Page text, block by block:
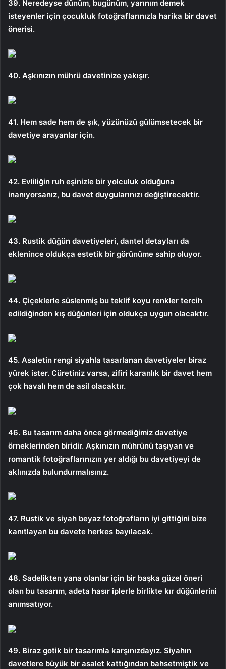
39. Neredeyse dünüm, bugünüm, yarınım demek
isteyenler için çocukluk fotoğraflarınızla harika bir davet
önerisi.
40. Aşkınızın mührü davetinize yakışır.
41. Hem sade hem de şık, yüzünüzü gülümsetecek bir
davetiye arayanlar için.
42. Evliliğin ruh eşinizle bir yolculuk olduğuna
inanıyorsanız, bu davet duygularınızı değiştirecektir.
43. Rustik düğün davetiyeleri, dantel detayları da
eklenince oldukça estetik bir görünüme sahip oluyor.
44. Çiçeklerle süslenmiş bu teklif koyu renkler tercih
edildiğinden kış düğünleri için oldukça uygun olacaktır.
45. Asaletin rengi siyahla tasarlanan davetiyeler biraz
yürek ister. Cüretiniz varsa, zifiri karanlık bir davet hem
çok havalı hem de asil olacaktır.
46. ​​​Bu tasarım daha önce görmediğimiz davetiye
örneklerinden biridir. Aşkınızın mührünü taşıyan ve
romantik fotoğraflarınızın yer aldığı bu davetiyeyi de
aklınızda bulundurmalısınız.
47. Rustik ve siyah beyaz fotoğrafların iyi gittiğini bize
kanıtlayan bu davete herkes bayılacak.
48. Sadelikten yana olanlar için bir başka güzel öneri
olan bu tasarım, adeta hasır iplerle birlikte kır düğünlerini
anımsatıyor.
49. Biraz gotik bir tasarımla karşınızdayız. Siyahın
davetlere büyük bir asalet kattığından bahsetmiştik ve